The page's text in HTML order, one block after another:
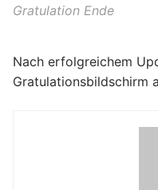
Gratulation Ende
Nach erfolgreichem
Gratulationsbildschirm